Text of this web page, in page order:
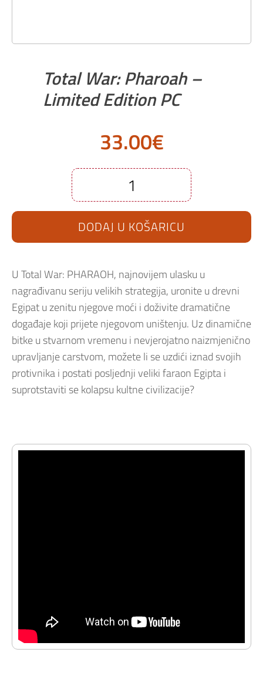
Total War: Pharoah –
Limited Edition PC
33.00€
War:
Pharoah
Limited
Edition
PC
DODAJ U KOŠARICU
U Total War: PHARAOH, najnovijem ulasku u
nagrađivanu seriju velikih strategija, uronite u drevni
Egipat u zenitu njegove moći i doživite dramatične
događaje koji prijete njegovom uništenju. Uz dinamične
bitke u stvarnom vremenu i nevjerojatno naizmjenično
upravljanje carstvom, možete li se uzdići iznad svojih
protivnika i postati posljednji veliki faraon Egipta i
suprotstaviti se kolapsu kultne civilizacije?